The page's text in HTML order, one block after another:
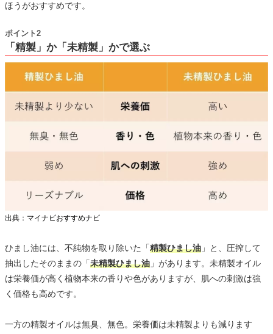
ほうがおすすめです。
「精製」か「未精製」かで選ぶ
ポイント2
出典：マイナビおすすめナビ
ひまし油には、不純物を取り除いた「精製ひまし油 」と、圧搾して
抽出したそのままの「未精製ひまし油 」があります。未精製オイル
は栄養価が高く植物本来の香りや色がありますが、肌への刺激は強
く価格も高めです。
一方の精製オイルは無臭、無色。栄養価は未精製よりも減ります